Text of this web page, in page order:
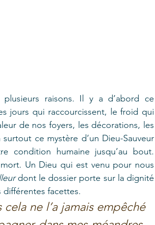
raisons. Il y a d’abord ce
jours qui raccourcissent, le froid qui
de nos foyers, les décorations, les
ce mystère d’un Dieu-Sauveur
condition humaine jusqu’au bout.
Un Dieu qui est venu pour nous
dont le dossier porte sur la dignité
facettes.
ne l’a jamais empêché